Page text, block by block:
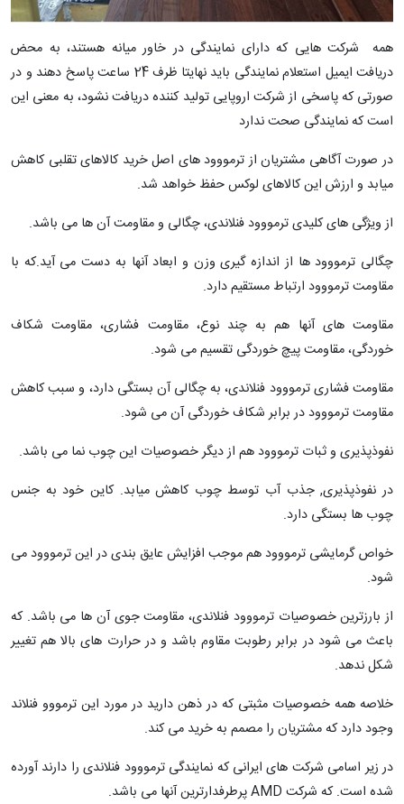
همه شرکت هایی که دارای نمایندگی در خاور میانه هستند، به محض
دریافت ایمیل استعلام نمایندگی باید نهایتا ظرف 24 ساعت پاسخ دهند و در
صورتی که پاسخی از شرکت اروپایی تولید کننده دریافت نشود، به معنی این
است که نمایندگی صحت ندارد
در صورت آگاهی مشتریان از ترمووود های اصل خرید کالاهای تقلبی کاهش
میابد و ارزش این کالاهای لوکس حفظ خواهد شد.
از ویژگی های کلیدی ترمووود فنلاندی، چگالی و مقاومت آن ها می باشد.
چگالی ترمووود ها از اندازه گیری وزن و ابعاد آنها به دست می آید.که با
مقاومت ترمووود ارتباط مستقیم دارد.
مقاومت های آنها هم به چند نوع، مقاومت فشاری، مقاومت شکاف
خوردگی، مقاومت پیچ خوردگی تقسیم می شود.
مقاومت فشاری ترمووود فنلاندی، به چگالی آن بستگی دارد، و سبب کاهش
مقاومت ترمووود در برابر شکاف خوردگی آن می شود.
نفوذپذیری و ثبات ترمووود هم از دیگر خصوصیات این چوب نما می باشد.
در نفوذپذیری, جذب آب توسط چوب کاهش میابد. کاین خود به جنس
چوب ها بستگی دارد.
خواص گرمایشی ترمووود هم موجب افزایش عایق بندی در این ترمووود می
شود.
از بارزترین خصوصیات ترمووود فنلاندی، مقاومت جوی آن ها می باشد. که
باعث می شود در برابر رطوبت مقاوم باشد و در حرارت های بالا هم تغییر
شکل ندهد.
خلاصه همه خصوصیات مثبتی که در ذهن دارید در مورد این ترمووو فنلاند
وجود دارد که مشتریان را مصمم به خرید می کند.
در زیر اسامی شرکت های ایرانی که نمایندگی ترمووود فنلاندی را دارند آورده
شده است. که شرکت AMDپرطرفدارترین آنها می باشد.